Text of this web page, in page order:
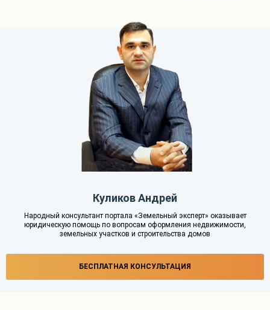
Куликов Андрей
Народный консультант портала «Земельный эксперт» оказывает
юридическую помощь по вопросам оформления недвижимости,
земельных участков и строительства домов
БЕСПЛАТНАЯ КОНСУЛЬТАЦИЯ